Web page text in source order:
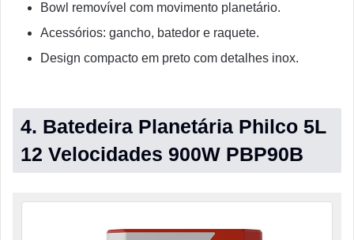
Bowl removível com movimento planetário.
Acessórios: gancho, batedor e raquete.
Design compacto em preto com detalhes inox.
4. Batedeira Planetária Philco 5L
12 Velocidades 900W PBP90B